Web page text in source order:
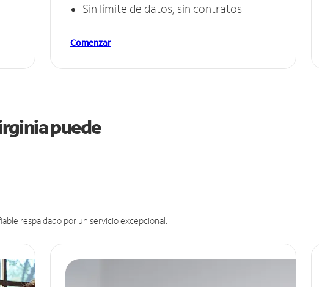
Sin límite de datos, sin contratos
Comenzar
puede
respaldado por un servicio excepcional.